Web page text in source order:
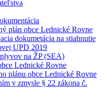
plán obce Lednické Rovne
dokumetácia na stiahnutie
UPD 2019
na ŽP (SEA)
Lednické Rovne
plánu obce Lednické Rovne
v zmysle § 22 zákona č.